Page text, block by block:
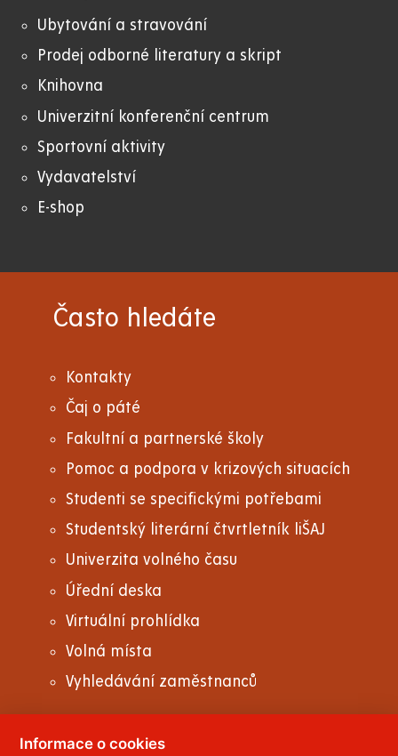
Ubytování a stravování
Prodej odborné literatury a skript
Knihovna
Univerzitní konferenční centrum
Sportovní aktivity
Vydavatelství
E-shop
Často hledáte
Kontakty
Čaj o páté
Fakultní a partnerské školy
Pomoc a podpora v krizových situacích
Studenti se specifickými potřebami
Studentský literární čtvrtletník liŠAJ
Univerzita volného času
Úřední deska
Virtuální prohlídka
Volná místa
Vyhledávání zaměstnanců
Informace o cookies